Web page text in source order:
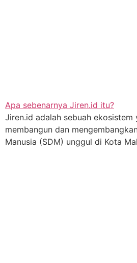
Apa sebenarnya Jiren.id itu?
Jiren.id adalah sebuah
membangun dan
Manusia (SDM) unggul di Kota